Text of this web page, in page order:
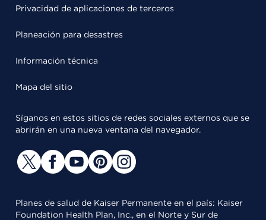
Privacidad de aplicaciones de terceros
Planeación para desastres
Información técnica
Mapa del sitio
Síganos en estos sitios de redes sociales externos que se
abrirán en una nueva ventana del navegador.
Planes de salud de Kaiser Permanente en el país: Kaiser
Foundation Health Plan, Inc., en el Norte y Sur de